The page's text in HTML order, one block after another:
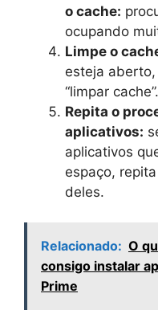
o cache:
ocupando
Limpe o
esteja
“limpar
Repita o
aplicativos:
aplicativos
espaço,
deles.
Relacionado: O
consigo instalar
Prime